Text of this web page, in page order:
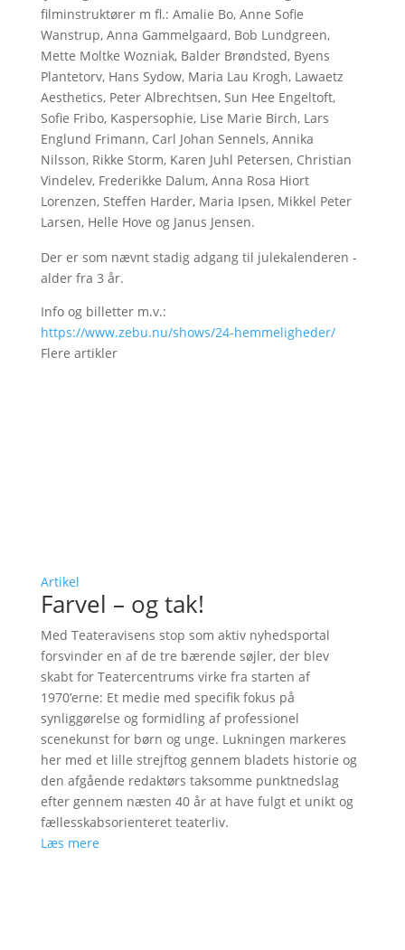
filminstruktører m fl.: Amalie Bo, Anne Sofie
Wanstrup, Anna Gammelgaard, Bob Lundgreen,
Mette Moltke Wozniak, Balder Brøndsted, Byens
Plantetorv, Hans Sydow, Maria Lau Krogh, Lawaetz
Aesthetics, Peter Albrechtsen, Sun Hee Engeltoft,
Sofie Fribo, Kaspersophie, Lise Marie Birch, Lars
Englund Frimann, Carl Johan Sennels, Annika
Nilsson, Rikke Storm, Karen Juhl Petersen, Christian
Vindelev, Frederikke Dalum, Anna Rosa Hiort
Lorenzen, Steffen Harder, Maria Ipsen, Mikkel Peter
Larsen, Helle Hove og Janus Jensen.
Der er som nævnt stadig adgang til julekalenderen -
alder fra 3 år.
Info og billetter m.v.:
https://www.zebu.nu/shows/24-hemmeligheder/
Flere artikler
Artikel
Farvel – og tak!
Med Teateravisens stop som aktiv nyhedsportal
forsvinder en af de tre bærende søjler, der blev
skabt for Teatercentrums virke fra starten af
1970’erne: Et medie med specifik fokus på
synliggørelse og formidling af professionel
scenekunst for børn og unge. Lukningen markeres
her med et lille strejftog gennem bladets historie og
den afgående redaktørs taksomme punktnedslag
efter gennem næsten 40 år at have fulgt et unikt og
fællesskabsorienteret teaterliv.
Læs mere